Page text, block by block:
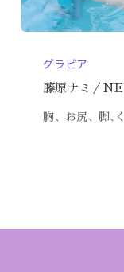
グラビア
藤原ナミ／
胸、お尻、脚､